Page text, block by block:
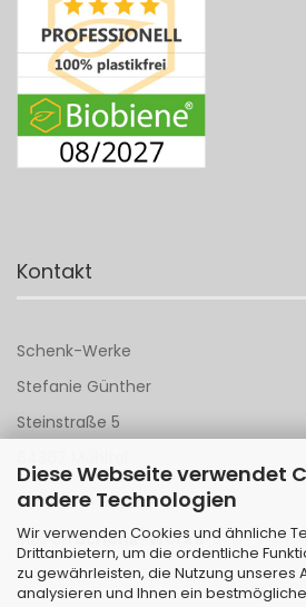
Diese Webseite verwendet
andere Technologien
Wir verwenden Cookies und ähnliche
Drittanbietern, um die ordentliche
zu gewährleisten, die Nutzung unseres
analysieren und Ihnen ein
Kontakt
Schenk-Werke
Stefanie Günther
Steinstraße 5
Tel 06151 - 148 142
Mail anSchenk-Werke